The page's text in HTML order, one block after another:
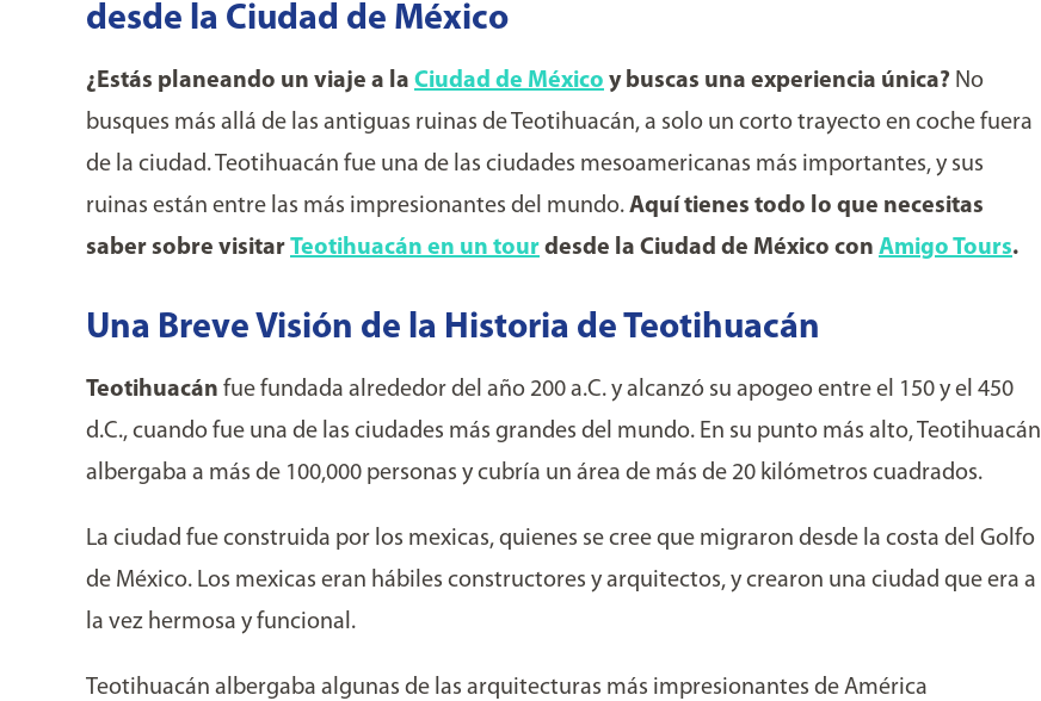
desde la Ciudad de México
¿Estás planeando un viaje a la Ciudad de México y buscas una experiencia única? No
busques más allá de las antiguas ruinas de Teotihuacán, a solo un corto trayecto en coche fuera
de la ciudad. Teotihuacán fue una de las ciudades mesoamericanas más importantes, y sus
ruinas están entre las más impresionantes del mundo. Aquí tienes todo lo que necesitas
saber sobre visitar Teotihuacán en un tour desde la Ciudad de México con Amigo Tours.
Una Breve Visión de la Historia de Teotihuacán
Teotihuacán fue fundada alrededor del año 200 a.C. y alcanzó su apogeo entre el 150 y el 450
d.C., cuando fue una de las ciudades más grandes del mundo. En su punto más alto, Teotihuacán
albergaba a más de 100,000 personas y cubría un área de más de 20 kilómetros cuadrados.
La ciudad fue construida por los mexicas, quienes se cree que migraron desde la costa del Golfo
de México. Los mexicas eran hábiles constructores y arquitectos, y crearon una ciudad que era a
la vez hermosa y funcional.
Teotihuacán albergaba algunas de las arquitecturas más impresionantes de América